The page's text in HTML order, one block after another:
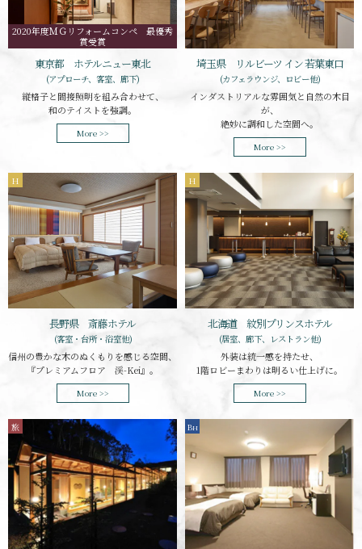
2020年度ＭＧリフォームコンペ 最優秀
賞受賞
東京都 ホテルニュー東北
(アプローチ、客室、廊下)
縦格子と間接照明を組み合わせて、
和のテイストを強調。
More >>
埼玉県 リルビーツ イン 若葉東口
(カフェラウンジ、ロビー他)
インダストリアルな雰囲気と自然の木目
が、
絶妙に調和した空間へ。
More >>
H
長野県 斎藤ホテル
(客室・台所・浴室他)
信州の豊かな木のぬくもりを感じる空間、
『プレミアムフロア 渓-Kei』。
More >>
H
北海道 紋別プリンスホテル
(居室、廊下、レストラン他)
外装は統一感を持たせ、
1階ロビーまわりは明るい仕上げに。
More >>
旅 BH